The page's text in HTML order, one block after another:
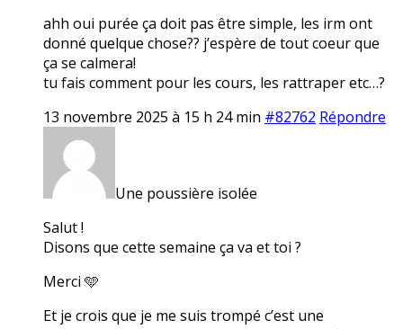
ahh oui purée ça doit pas être simple, les irm ont
donné quelque chose?? j’espère de tout coeur que
ça se calmera!
tu fais comment pour les cours, les rattraper etc…?
13 novembre 2025 à 15 h 24 min #82762 Répondre
Une poussière isolée
Salut !
Disons que cette semaine ça va et toi ?
Merci 🩵
Et je crois que je me suis trompé c’est une